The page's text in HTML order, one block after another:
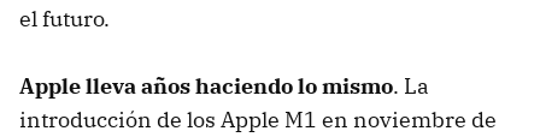
el futuro.
Apple lleva años haciendo lo mismo. La
introducción de los Apple M1 en noviembre de